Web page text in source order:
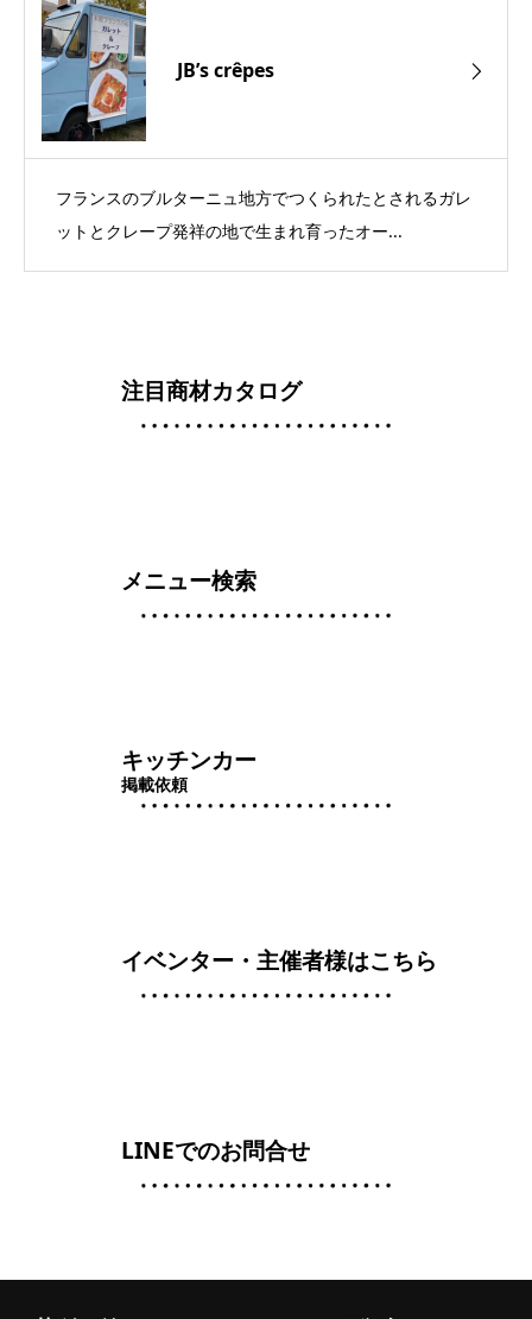
JB’s crêpes
フランスのブルターニュ地方でつくられたとされるガレ
ットとクレープ発祥の地で生まれ育ったオー...
注目商材カタログ
メニュー検索
キッチンカー
掲載依頼
イベンター・主催者様はこちら
LINEでのお問合せ